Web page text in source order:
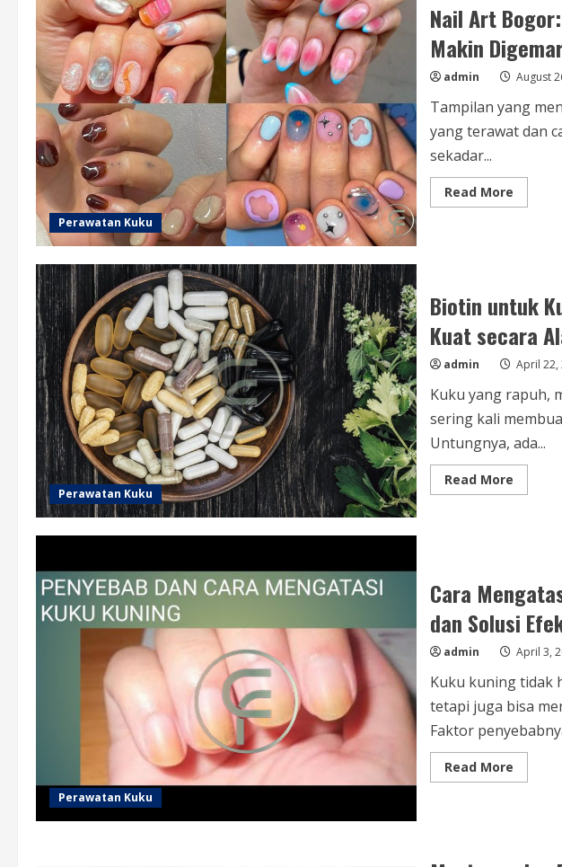
Anda
Makin
Perawatan Kuku
Nail Art
Makin
admin August
Tampilan yang
yang terawat dan
sekadar...
Read MoreRead
more
Makin
di
Kota
Perawatan Kuku
Biotin untuk
Kuat secara
admin April 22,
Kuku yang rapuh,
sering kali
Untungnya, ada...
Read MoreRead
more
dan
Kuat
secara
Alami
Perawatan Kuku
Cara
dan Solusi
admin April 3,
Kuku kuning tidak
tetapi juga bisa
Faktor
Read MoreRead
more